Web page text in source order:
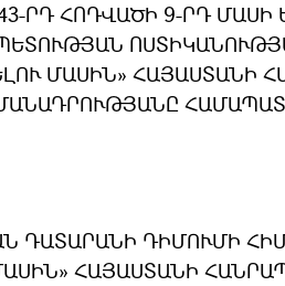
ՐԴ ՀՈԴՎԱԾԻ 9-ՐԴ ՄԱՍԻ
ՄԱՍԻՆ» ՀԱՅԱՍՏԱՆԻ
ԴԱՏԱՐԱՆԻ ԴԻՄՈՒՄԻ
ՀԱՅԱՍՏԱՆԻ